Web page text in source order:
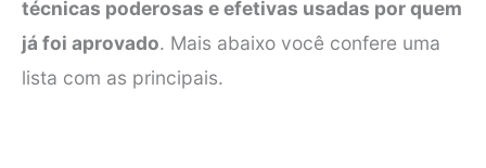
técnicas poderosas e efetivas usadas por quem
já foi aprovado. Mais abaixo você confere uma
lista com as principais.